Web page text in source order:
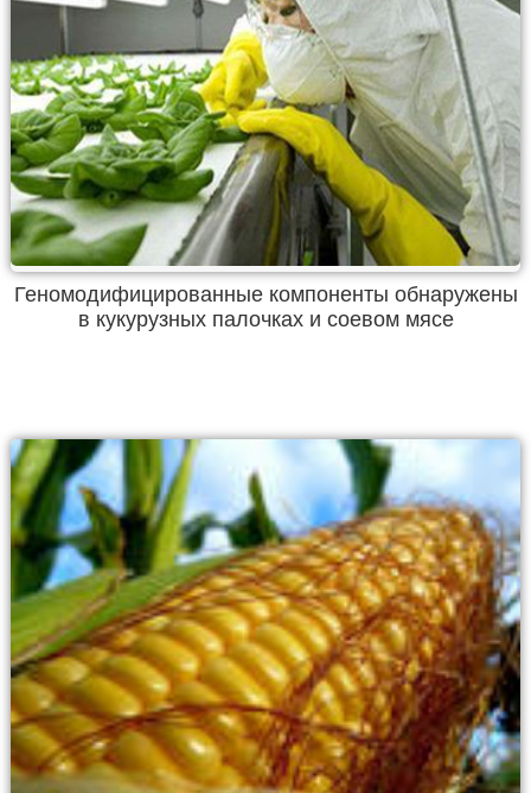
Геномодифицированные компоненты обнаружены
в кукурузных палочках и соевом мясе